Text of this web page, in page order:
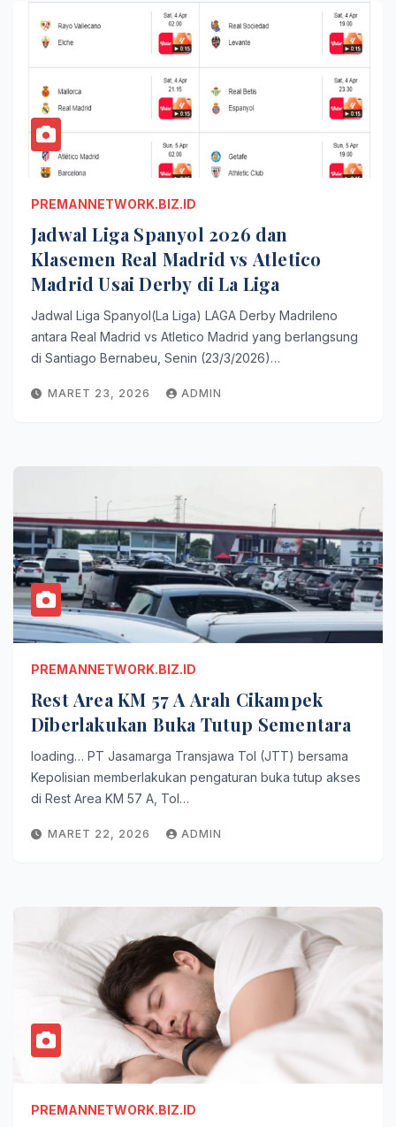
PREMANNETWORK.BIZ.ID
Jadwal Liga Spanyol 2026 dan
Klasemen Real Madrid vs Atletico
Madrid Usai Derby di La Liga
Jadwal Liga Spanyol(La Liga) LAGA Derby Madrileno
antara Real Madrid vs Atletico Madrid yang berlangsung
di Santiago Bernabeu, Senin (23/3/2026)…
MARET 23, 2026 ADMIN
PREMANNETWORK.BIZ.ID
Rest Area KM 57 A Arah Cikampek
Diberlakukan Buka Tutup Sementara
loading… PT Jasamarga Transjawa Tol (JTT) bersama
Kepolisian memberlakukan pengaturan buka tutup akses
di Rest Area KM 57 A, Tol…
MARET 22, 2026 ADMIN
PREMANNETWORK.BIZ.ID